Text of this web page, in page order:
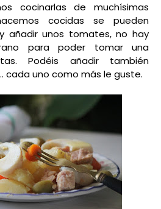
cocinarlas de muchísimas
cocidas se pueden
añadir unos tomates, no hay
para poder tomar una
Podéis añadir también
cada uno como más le guste.